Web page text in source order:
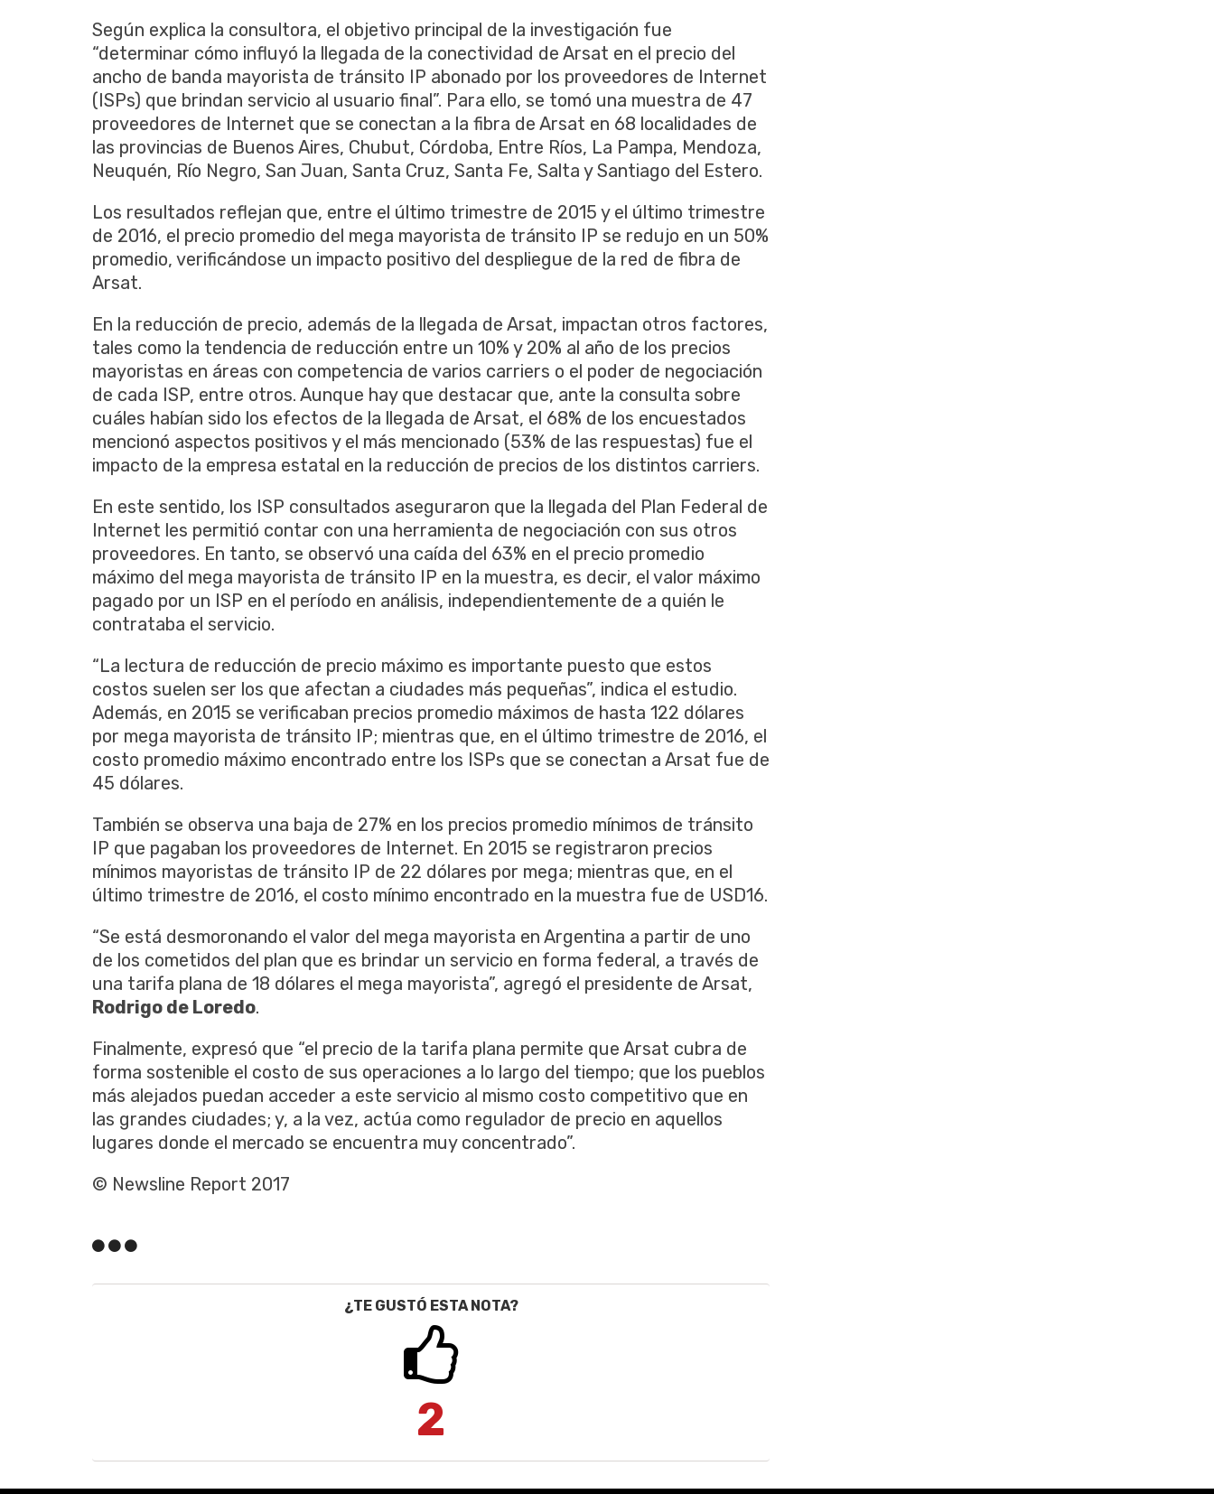
Según explica la consultora, el objetivo principal de la investigación fue
“determinar cómo influyó la llegada de la conectividad de Arsat en el precio del
ancho de banda mayorista de tránsito IP abonado por los proveedores de Internet
(ISPs) que brindan servicio al usuario final”. Para ello, se tomó una muestra de 47
proveedores de Internet que se conectan a la fibra de Arsat en 68 localidades de
las provincias de Buenos Aires, Chubut, Córdoba, Entre Ríos, La Pampa, Mendoza,
Neuquén, Río Negro, San Juan, Santa Cruz, Santa Fe, Salta y Santiago del Estero.
Los resultados reflejan que, entre el último trimestre de 2015 y el último trimestre
de 2016, el precio promedio del mega mayorista de tránsito IP se redujo en un 50%
promedio, verificándose un impacto positivo del despliegue de la red de fibra de
Arsat.
En la reducción de precio, además de la llegada de Arsat, impactan otros factores,
tales como la tendencia de reducción entre un 10% y 20% al año de los precios
mayoristas en áreas con competencia de varios carriers o el poder de negociación
de cada ISP, entre otros. Aunque hay que destacar que, ante la consulta sobre
cuáles habían sido los efectos de la llegada de Arsat, el 68% de los encuestados
mencionó aspectos positivos y el más mencionado (53% de las respuestas) fue el
impacto de la empresa estatal en la reducción de precios de los distintos carriers.
En este sentido, los ISP consultados aseguraron que la llegada del Plan Federal de
Internet les permitió contar con una herramienta de negociación con sus otros
proveedores. En tanto, se observó una caída del 63% en el precio promedio
máximo del mega mayorista de tránsito IP en la muestra, es decir, el valor máximo
pagado por un ISP en el período en análisis, independientemente de a quién le
contrataba el servicio.
“La lectura de reducción de precio máximo es importante puesto que estos
costos suelen ser los que afectan a ciudades más pequeñas”, indica el estudio.
Además, en 2015 se verificaban precios promedio máximos de hasta 122 dólares
por mega mayorista de tránsito IP; mientras que, en el último trimestre de 2016, el
costo promedio máximo encontrado entre los ISPs que se conectan a Arsat fue de
45 dólares.
También se observa una baja de 27% en los precios promedio mínimos de tránsito
IP que pagaban los proveedores de Internet. En 2015 se registraron precios
mínimos mayoristas de tránsito IP de 22 dólares por mega; mientras que, en el
último trimestre de 2016, el costo mínimo encontrado en la muestra fue de USD16.
“Se está desmoronando el valor del mega mayorista en Argentina a partir de uno
de los cometidos del plan que es brindar un servicio en forma federal, a través de
una tarifa plana de 18 dólares el mega mayorista”, agregó el presidente de Arsat,
Rodrigo de Loredo.
Finalmente, expresó que “el precio de la tarifa plana permite que Arsat cubra de
forma sostenible el costo de sus operaciones a lo largo del tiempo; que los pueblos
más alejados puedan acceder a este servicio al mismo costo competitivo que en
las grandes ciudades; y, a la vez, actúa como regulador de precio en aquellos
lugares donde el mercado se encuentra muy concentrado”.
© Newsline Report 2017
¿TE GUSTÓ ESTA NOTA?
2